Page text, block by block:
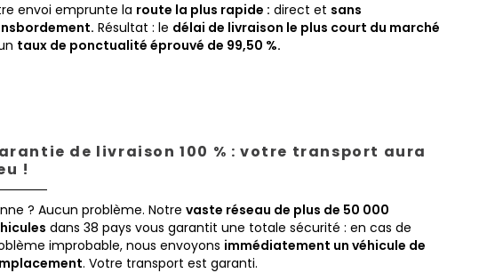
envoi emprunte la route la plus rapide : direct et sans
Résultat : le délai de livraison le plus court du marché
taux de ponctualité éprouvé de 99,50 %.
de livraison 100 % : votre transport aura
!
? Aucun problème. Notre vaste réseau de plus de 50 000
dans 38 pays vous garantit une totale sécurité : en cas de
improbable, nous envoyons immédiatement un véhicule de
. Votre transport est garanti.